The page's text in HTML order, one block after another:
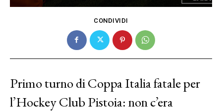
CONDIVIDI
Primo turno di Coppa Italia fatale per
l’Hockey Club Pistoia: non c’era